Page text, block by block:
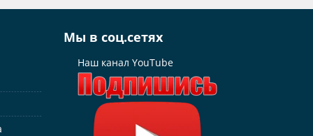
Мы в соц.сетях
Наш канал YouTube